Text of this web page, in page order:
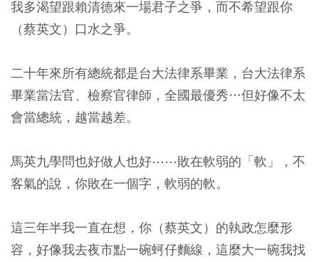
我多渴望跟賴清德來一場君子之爭，而不希望跟你
（蔡英文）口水之爭。
二十年來所有總統都是台大法律系畢業，台大法律系
畢業當法官、檢察官律師，全國最優秀…但好像不太
會當總統，越當越差。
馬英九學問也好做人也好⋯⋯敗在軟弱的「軟」，不
客氣的說，你敗在一個字，軟弱的軟。
這三年半我一直在想，你（蔡英文）的執政怎麼形
容，好像我去夜市點一碗蚵仔麵線，這麼大一碗我找